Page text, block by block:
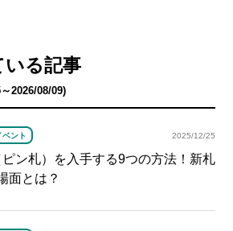
いる記事
2026/08/09)
ベント 2025/12/25
ピン札）を入手する9つの方法！新札
面とは？